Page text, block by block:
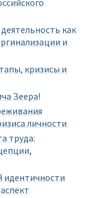
как
и
кризисы и
Зеера!
личности
труда: